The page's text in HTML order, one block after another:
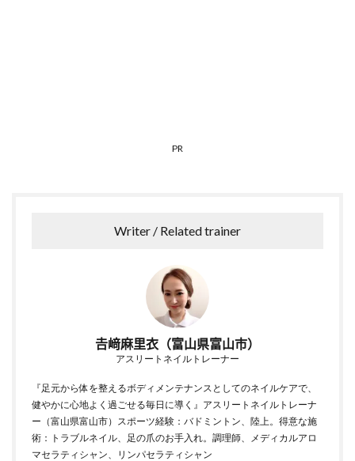
PR
Writer / Related trainer
𠮷﨑麻里衣（富山県富山市）
アスリートネイルトレーナー
『足元から体を整えるボディメンテナンスとしてのネイルケアで、
健やかに心地よく過ごせる毎日に導く』アスリートネイルトレーナ
ー（富山県富山市）スポーツ経験：バドミントン、陸上。得意な施
術：トラブルネイル、足の爪のお手入れ。調理師、メディカルアロ
マセラティシャン、リンパセラティシャン